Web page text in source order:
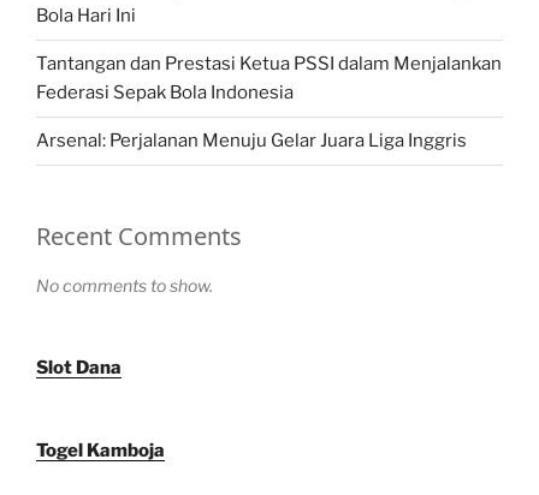
Bola Hari Ini
Tantangan dan Prestasi Ketua PSSI dalam Menjalankan
Federasi Sepak Bola Indonesia
Arsenal: Perjalanan Menuju Gelar Juara Liga Inggris
Recent Comments
No comments to show.
Slot Dana
Togel Kamboja